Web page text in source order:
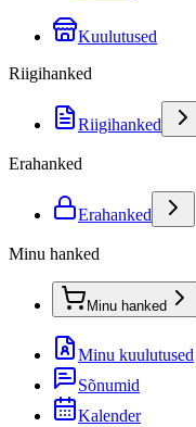
Kuulutused
Riigihanked
Riigihanked
Erahanked
Erahanked
Minu hanked
Minu hanked
Minu kuulutused
Sõnumid
Kalender